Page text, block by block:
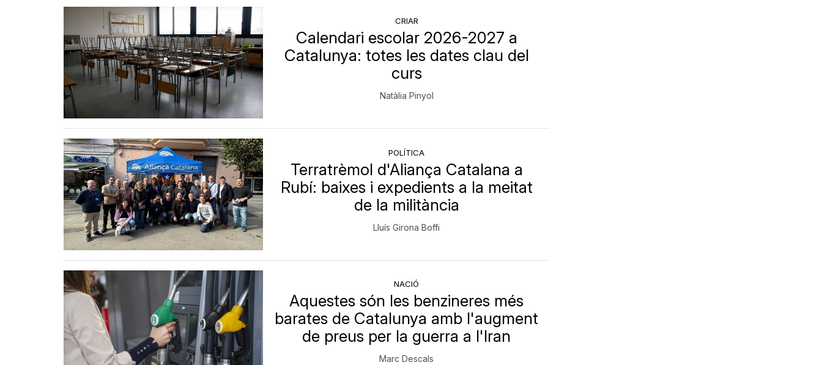
CRIAR
Calendari escolar 2026-2027 a
Catalunya: totes les dates clau del
curs
Natàlia Pinyol
POLÍTICA
Terratrèmol d'Aliança Catalana a
Rubí: baixes i expedients a la meitat
de la militància
Lluís Girona Boffi
NACIÓ
Aquestes són les benzineres més
barates de Catalunya amb l'augment
de preus per la guerra a l'Iran
Marc Descals